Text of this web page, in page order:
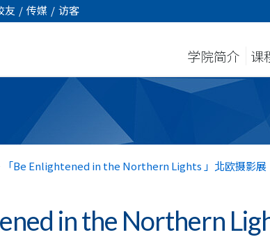
友 / 传媒 / 访客
学院简介 课
「Be Enlightened in the Northern Lights 」北欧摄影展
in the Northern